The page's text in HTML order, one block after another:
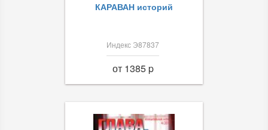
КАРАВАН историй
Индекс Э87837
от 1385 p